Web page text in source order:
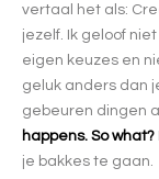
vertaal het als:
jezelf. Ik geloof
eigen keuzes en
geluk anders dan
gebeuren dingen
happens. So what?
je bakkes te gaan.